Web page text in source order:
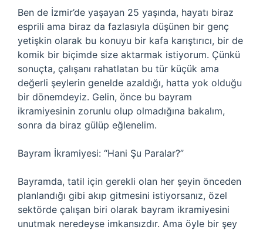
Ben de İzmir’de yaşayan 25 yaşında, hayatı biraz
esprili ama biraz da fazlasıyla düşünen bir genç
yetişkin olarak bu konuyu bir kafa karıştırıcı, bir de
komik bir biçimde size aktarmak istiyorum. Çünkü
sonuçta, çalışanı rahatlatan bu tür küçük ama
değerli şeylerin genelde azaldığı, hatta yok olduğu
bir dönemdeyiz. Gelin, önce bu bayram
ikramiyesinin zorunlu olup olmadığına bakalım,
sonra da biraz gülüp eğlenelim.
Bayram İkramiyesi: “Hani Şu Paralar?”
Bayramda, tatil için gerekli olan her şeyin önceden
planlandığı gibi akıp gitmesini istiyorsanız, özel
sektörde çalışan biri olarak bayram ikramiyesini
unutmak neredeyse imkansızdır. Ama öyle bir şey